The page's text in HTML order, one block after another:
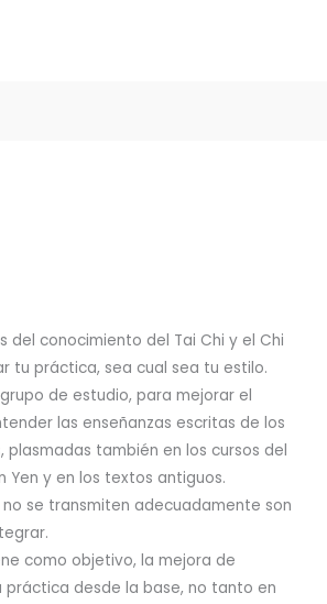
del conocimiento del Tai Chi y el Chi
tu práctica, sea cual sea tu estilo.
de estudio, para mejorar el
las enseñanzas escritas de los
plasmadas también en los cursos del
Yen y en los textos antiguos.
no se transmiten adecuadamente son
como objetivo, la mejora de
práctica desde la base, no tanto en